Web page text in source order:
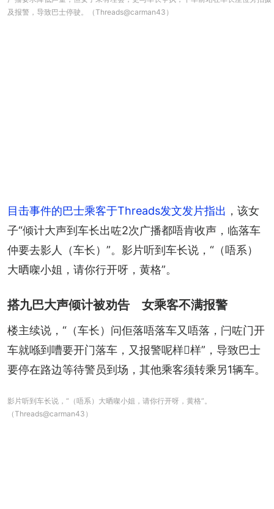
及报警，导致巴士停驶。（Threads@carman43）
目击事件的巴士乘客于Threads发文发片指出 ，该女
子“倾计大声到车长出咗2次广播都唔肯收声，临落车
仲要去影人（车长）”。影片听到车长说，“（唔系）
大晒㗎小姐，请你行开呀，黄格”。
搭九巴大声倾计被劝告 女乘客不满报警
楼主续说，“（车长）问佢落唔落车又唔落，闩咗门开
车就喺到嘈要开门落车，又报警呢样𠮶样”，导致巴士
要停在路边等待警员到场，其他乘客须转乘另1辆车。
影片听到车长说，“（唔系）大晒㗎小姐，请你行开呀，黄格”。
（Threads@carman43）